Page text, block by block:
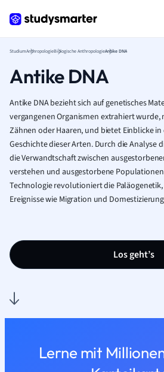
StudiumAnthropologieBiologische AnthropologieAntike DNA
Antike DNA
Antike DNA bezieht sich auf genetisches
vergangenen Organismen extrahiert wurde,
Zähnen oder Haaren, und bietet Einblicke
Geschichte dieser Arten. Durch die Analyse
die Verwandtschaft zwischen
verstehen und ausgestorbene
Technologie revolutioniert die
Ereignisse wie Migration und
Los geht’s
Lerne mit